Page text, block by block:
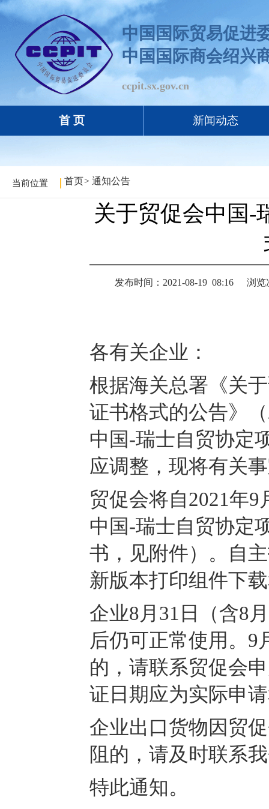
中国国际贸易促进
中国国际商会绍兴
ccpit.sx.gov.cn
首 页 新闻动态
当前位置 首页> 通知公告
关于贸促会中国-
发布时间：2021-08-19 08:16 浏览
各有关企业：
根据海关总署《关
证书格式的公告》
中国-瑞士自贸协定
应调整，现将有关
贸促会将自2021年
中国-瑞士自贸协定
书，见附件）。自
新版本打印组件下
企业8月31日（含8
后仍可正常使用。9
的，请联系贸促会
证日期应为实际申
企业出口货物因贸
阻的，请及时联系
特此通知。